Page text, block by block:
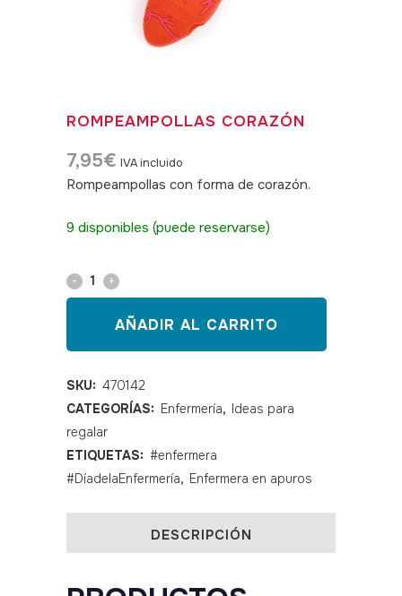
ROMPEAMPOLLAS CORAZÓN
7,95€ IVA incluido
Rompeampollas con forma de corazón.
9 disponibles (puede reservarse)
Rompeampollas
CORAZÓN
quantity
AÑADIR AL CARRITO
SKU: 470142
CATEGORÍAS: Enfermería,
Ideas para
regalar
ETIQUETAS: #enfermera
#DíadelaEnfermería, Enfermera en apuros
DESCRIPCIÓN